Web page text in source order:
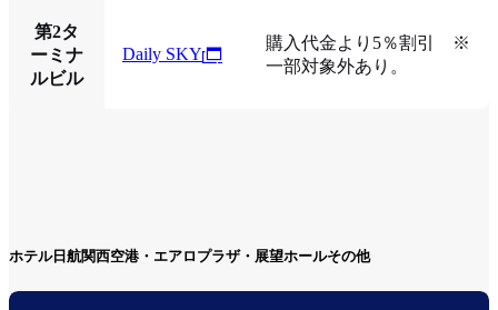
第2タ
ーミナ
ルビル
Daily SKY
購入代金より5％割引 ※
一部対象外あり。
ホテル日航関西空港・エアロプラザ・展望ホールその他